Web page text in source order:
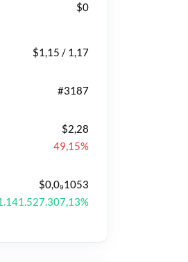
$0
$1,15 / 1,17
#3187
$2,28
49,15%
$0,0₉1053